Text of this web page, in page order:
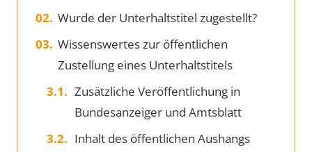
Wurde der Unterhaltstitel zugestellt?
Wissenswertes zur öffentlichen
Zustellung eines Unterhaltstitels
Zusätzliche Veröffentlichung in
Bundesanzeiger und Amtsblatt
Inhalt des öffentlichen Aushangs